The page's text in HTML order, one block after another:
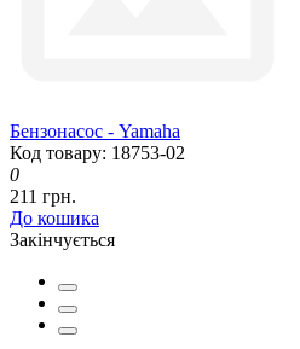
Бензонасос - Yamaha
Код товару: 18753-02
0
211 грн.
До кошика
Закінчується